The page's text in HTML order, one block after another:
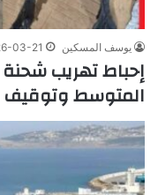
يوسف المسكين 03-21
إحباط تهريب
المتوسط